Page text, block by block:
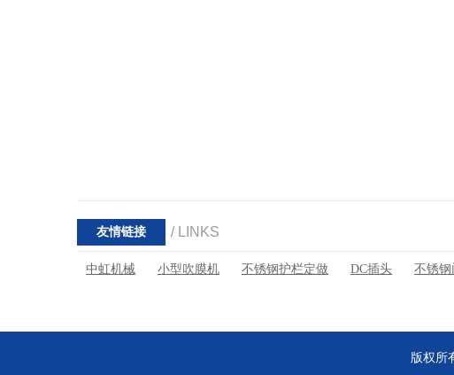
友情链接 / LINKS
中虹机械 小型吹膜机 不锈钢护栏定做 DC插头 不锈钢
版权所